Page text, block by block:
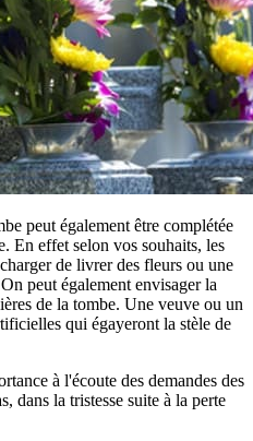
peut également être complétée
En effet selon vos souhaits, les
de livrer des fleurs ou une
peut également envisager la
de la tombe. Une veuve ou un
qui égayeront la stèle de
à l'écoute des demandes des
dans la tristesse suite à la perte